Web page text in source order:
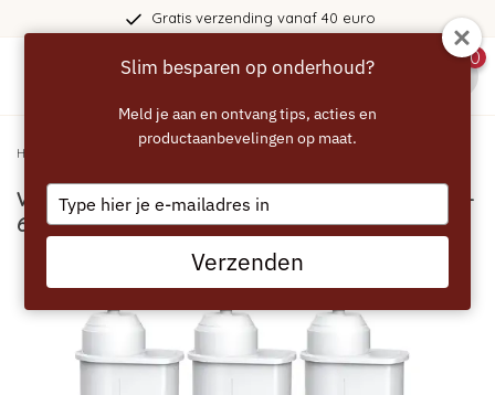
Gratis verzending vanaf 40 euro
0
Home
WATERDROP Brita Intenza voor Siemens EQ -
6 stuks
Slim besparen op onderhoud?
Meld je aan en ontvang tips, acties en
productaanbevelingen op maat.
Type
your
email
Verzenden